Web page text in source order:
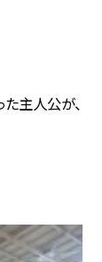
主人公が、